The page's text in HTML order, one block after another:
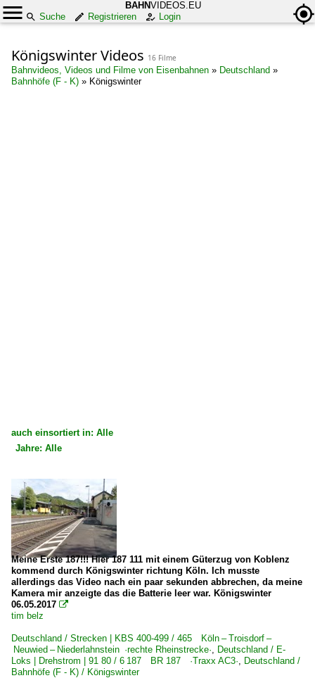
BAHNVIDEOS.EU
Suche
Registrieren Login
Königswinter Videos 16 Filme
Bahnvideos, Videos und Filme von Eisenbahnen » Deutschland »
Bahnhöfe (F - K) » Königswinter
auch einsortiert in: Alle
Deutschland
Bahndienstfahrzeuge
~ Sonstige
Dieselloks | 92 80
1 201 BR 201 DR V 100.1
E-Loks | Drehstrom | 91 80
Jahre: Alle
Alle Jahre
2010
2014
2015
2017
Meine Erste 187!!! Hier 187 111 mit einem Güterzug von Koblenz
kommend durch Königswinter richtung Köln. Ich musste
allerdings das Video nach ein paar sekunden abbrechen, da meine
Kamera mir anzeigte das die Batterie leer war. Königswinter
06.05.2017 
tim belz
Deutschland / Strecken | KBS 400-499 / 465 Köln – Troisdorf –
Neuwied – Niederlahnstein ·rechte Rheinstrecke·, Deutschland / E-
Loks | Drehstrom | 91 80 / 6 187 BR 187 ·Traxx AC3·, Deutschland /
Bahnhöfe (F - K) / Königswinter